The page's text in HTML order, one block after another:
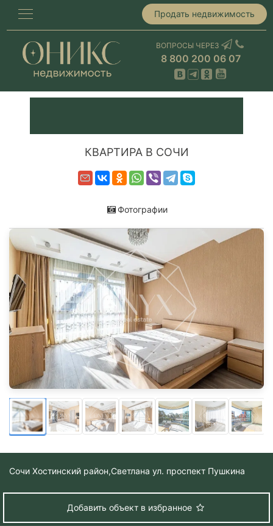
Продать недвижимость
ВОПРОСЫ ЧЕРЕЗ
8 800 200 06 07
КВАРТИРА В СОЧИ
Фотографии
Сочи Хостинский район,Светлана ул. проспект Пушкина
Добавить объект в избранное